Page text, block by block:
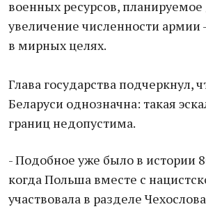
военных ресурсов, планируемое
увеличение численности армии
в мирных целях.
Глава государства подчеркнул,
Беларуси однозначна: такая
границ недопустима.
- Подобное уже было в истории
когда Польша вместе с
участвовала в разделе